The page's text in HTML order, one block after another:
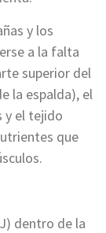
y los
a la falta
superior del
la espalda), el
y el tejido
que
dentro de la